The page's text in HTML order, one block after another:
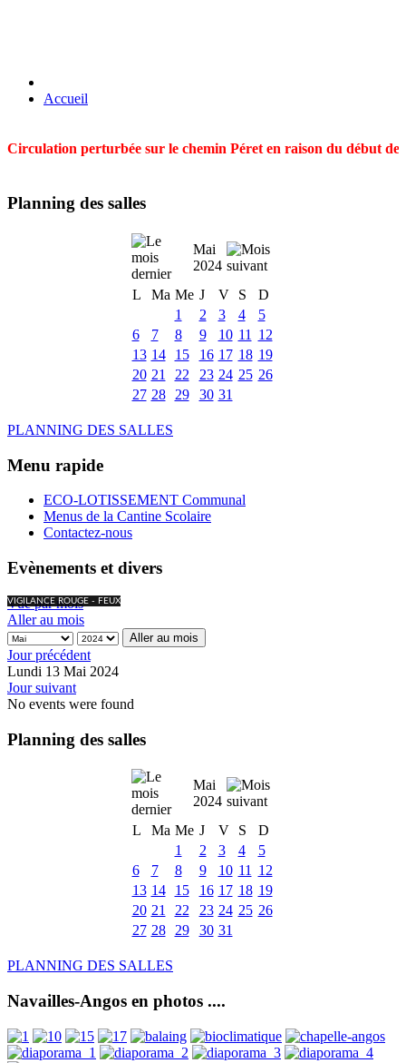
Accueil
Circulation perturbée sur le chemin Péret en raison du début
Planning des salles
Mai
2024
L
Ma Me J V S
D
1
2 3 4
5
6
7 8 9 10 11
12
13 14 15 16 17 18 19
20 21 22 23 24 25 26
27 28 29 30 31
PLANNING DES SALLES
Menu rapide
ECO-LOTISSEMENT Communal
Menus de la Cantine Scolaire
Contactez-nous
Evènements et divers
VIGILANCE ROUGE - FEUX
Vue par mois
Aller au mois
Aller au mois
Jour précédent
Lundi 13 Mai 2024
Jour suivant
No events were found
Planning des salles
Mai
2024
L
Ma Me J V S
D
1
2 3 4
5
6
7 8 9 10 11
12
13 14 15 16 17 18 19
20 21 22 23 24 25 26
27 28 29 30 31
PLANNING DES SALLES
Navailles-Angos en photos ....